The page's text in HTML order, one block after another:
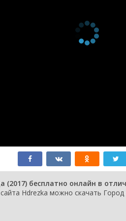
(2017) бесплатно онлайн в
Hdrezka можно скачать